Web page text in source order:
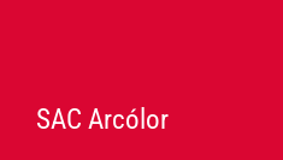
SAC Arcólor